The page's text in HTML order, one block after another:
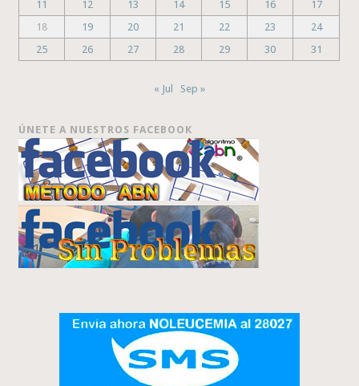
11
12 13 14 15 16
17
18
19 20 21 22 23
24
25
26 27 28 29 30 31
« Jul Sep »
ÚNETE A NUESTROS FACEBOOK